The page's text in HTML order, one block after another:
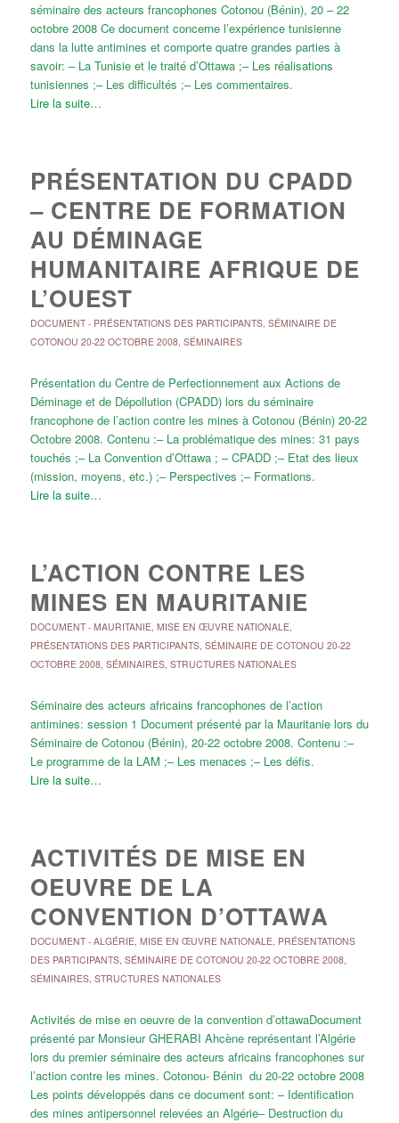
séminaire des acteurs francophones Cotonou (Bénin), 20 – 22
octobre 2008 Ce document concerne l’expérience tunisienne
dans la lutte antimines et comporte quatre grandes parties à
savoir: – La Tunisie et le traité d’Ottawa ;– Les réalisations
tunisiennes ;– Les difficultés ;– Les commentaires.
Lire la suite…
PRÉSENTATION DU CPADD
– CENTRE DE FORMATION
AU DÉMINAGE
HUMANITAIRE AFRIQUE DE
L’OUEST
DOCUMENT- PRÉSENTATIONS DES PARTICIPANTS, SÉMINAIRE DE
COTONOU 20-22 OCTOBRE 2008, SÉMINAIRES
Présentation du Centre de Perfectionnement aux Actions de
Déminage et de Dépollution (CPADD) lors du séminaire
francophone de l’action contre les mines à Cotonou (Bénin) 20-22
Octobre 2008. Contenu :– La problématique des mines: 31 pays
touchés ;– La Convention d’Ottawa ; – CPADD ;– Etat des lieux
(mission, moyens, etc.) ;– Perspectives ;– Formations.
Lire la suite…
L’ACTION CONTRE LES
MINES EN MAURITANIE
DOCUMENT- MAURITANIE, MISE EN ŒUVRE NATIONALE,
PRÉSENTATIONS DES PARTICIPANTS, SÉMINAIRE DE COTONOU 20-22
OCTOBRE 2008, SÉMINAIRES, STRUCTURES NATIONALES
Séminaire des acteurs africains francophones de l’action
antimines: session 1 Document présenté par la Mauritanie lors du
Séminaire de Cotonou (Bénin), 20-22 octobre 2008. Contenu :–
Le programme de la LAM ;– Les menaces ;– Les défis.
Lire la suite…
ACTIVITÉS DE MISE EN
OEUVRE DE LA
CONVENTION D’OTTAWA
DOCUMENT- ALGÉRIE, MISE EN ŒUVRE NATIONALE, PRÉSENTATIONS
DES PARTICIPANTS, SÉMINAIRE DE COTONOU 20-22 OCTOBRE 2008,
SÉMINAIRES, STRUCTURES NATIONALES
Activités de mise en oeuvre de la convention d’ottawaDocument
présenté par Monsieur GHERABI Ahcène représentant l’Algérie
lors du premier séminaire des acteurs africains francophones sur
l’action contre les mines. Cotonou- Bénin du 20-22 octobre 2008
Les points développés dans ce document sont: – Identification
des mines antipersonnel relevées an Algérie– Destruction du